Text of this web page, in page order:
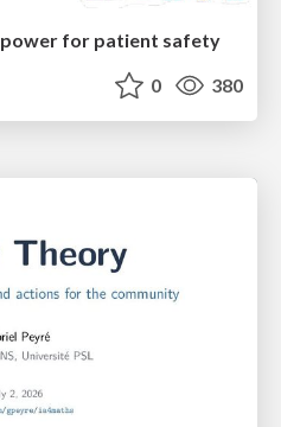
power for patient safety
0 380